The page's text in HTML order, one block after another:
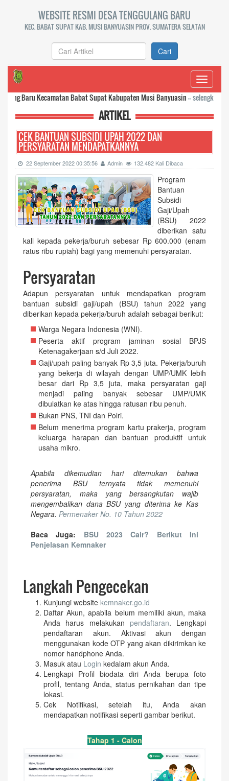
WEBSITE RESMI DESA TENGGULANG BARU
KEC. BABAT SUPAT KAB. MUSI BANYUASIN PROV. SUMATERA SELATAN
Cari
Toggle
Babat Supat Kabupaten Musi Banyuasin-- selengkapnya...
ARTIKEL
CEK BANTUAN SUBSIDI UPAH 2022 DAN
PERSYARATAN MENDAPATKANNYA
22 September 2022 00:35:56 Admin 132.482 Kali Dibaca
Program
Bantuan
Subsidi
Gaji/Upah
(BSU) 2022
diberikan satu
kali kepada pekerja/buruh sebesar Rp 600.000 (enam
ratus ribu rupiah) bagi yang memenuhi persyaratan.
Persyaratan
Adapun persyaratan untuk mendapatkan program
bantuan subsidi gaji/upah (BSU) tahun 2022 yang
diberikan kepada pekerja/buruh adalah sebagai berikut:
Warga Negara Indonesia (WNI).
Peserta aktif program jaminan sosial BPJS
Ketenagakerjaan s/d Juli 2022.
Gaji/upah paling banyak Rp 3,5 juta. Pekerja/buruh
yang bekerja di wilayah dengan UMP/UMK lebih
besar dari Rp 3,5 juta, maka persyaratan gaji
menjadi paling banyak sebesar UMP/UMK
dibulatkan ke atas hingga ratusan ribu penuh.
Bukan PNS, TNI dan Polri.
Belum menerima program kartu prakerja, program
keluarga harapan dan bantuan produktif untuk
usaha mikro.
Apabila dikemudian hari ditemukan bahwa
penerima BSU ternyata tidak memenuhi
persyaratan, maka yang bersangkutan wajib
mengembalikan dana BSU yang diterima ke Kas
Negara. Permenaker No. 10 Tahun 2022
Baca Juga: BSU 2023 Cair? Berikut Ini
Penjelasan Kemnaker
Langkah Pengecekan
Kunjungi website kemnaker.go.id
Daftar Akun, apabila belum memiliki akun, maka
Anda harus melakukan pendaftaran. Lengkapi
pendaftaran akun. Aktivasi akun dengan
menggunakan kode OTP yang akan dikirimkan ke
nomor handphone Anda.
Masuk atau Login kedalam akun Anda.
Lengkapi Profil biodata diri Anda berupa foto
profil, tentang Anda, status pernikahan dan tipe
lokasi.
Cek Notifikasi, setelah itu, Anda akan
mendapatkan notifikasi seperti gambar berikut.
Tahap 1 - Calon